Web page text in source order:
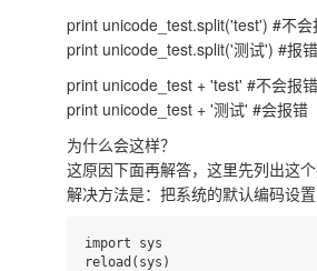
print unicode_test.split('test') #不会
print unicode_test.split('测试') #报错
print unicode_test + 'test' #不会报错
print unicode_test + '测试' #会报错
为什么会这样？
这原因下面再解答，这里先列出这个
解决方法是：把系统的默认编码设
import sys
reload(sys)